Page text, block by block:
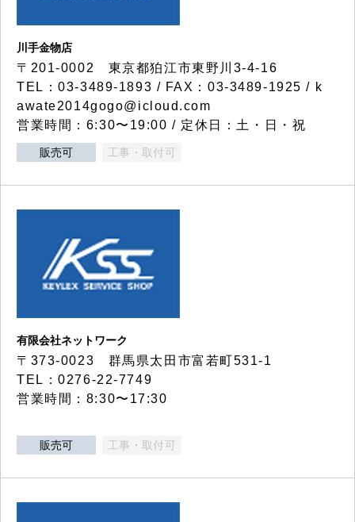
川手金物店
〒201-0002 東京都狛江市東野川3-4-16
TEL：03-3489-1893 / FAX：03-3489-1925 / k
awate2014gogo@icloud.com
営業時間：6:30〜19:00 / 定休日：土・日・祝
販売可 工事・取付可
有限会社ネットワーク
〒373-0023 群馬県太田市富若町531-1
TEL：0276-22-7749
営業時間：8:30〜17:30
販売可 工事・取付可